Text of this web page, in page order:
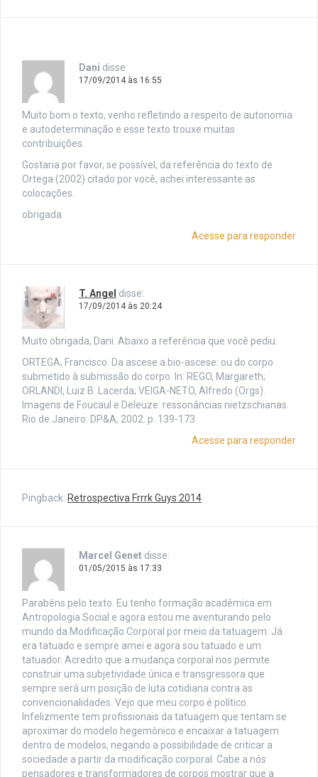
Dani disse:
17/09/2014 às 16:55
Muito bom o texto, venho refletindo a respeito de autonomia
e autodeterminação e esse texto trouxe muitas
contribuições.
Gostaria por favor, se possível, da referência do texto de
Ortega (2002) citado por você, achei interessante as
colocações.
obrigada
Acesse para responder
T. Angel disse:
17/09/2014 às 20:24
Muito obrigada, Dani. Abaixo a referência que você pediu.
ORTEGA, Francisco. Da ascese a bio-ascese: ou do corpo
submetido à submissão do corpo. In: REGO, Margareth;
ORLANDI, Luiz B. Lacerda; VEIGA-NETO, Alfredo (Orgs).
Imagens de Foucaul e Deleuze: ressonâncias nietzschianas.
Rio de Janeiro: DP&A, 2002. p. 139-173
Acesse para responder
Pingback: Retrospectiva Frrrk Guys 2014
Marcel Genet disse:
01/05/2015 às 17:33
Parabéns pelo texto. Eu tenho formação acadêmica em
Antropologia Social e agora estou me aventurando pelo
mundo da Modificação Corporal por meio da tatuagem. Já
era tatuado e sempre amei e agora sou tatuado e um
tatuador. Acredito que a mudança corporal nos permite
construir uma subjetividade única e transgressora que
sempre será um posição de luta cotidiana contra as
convencionalidades. Vejo que meu corpo é político.
Infelizmente tem profissionais da tatuagem que tentam se
aproximar do modelo hegemônico e encaixar a tatuagem
dentro de modelos, negando a possibilidade de criticar a
sociedade a partir da modificação corporal. Cabe a nós
pensadores e transformadores de corpos mostrar que a